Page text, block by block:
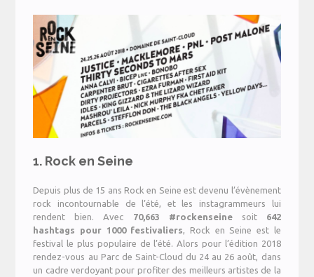
1. Rock en Seine
Depuis plus de 15 ans Rock en Seine est devenu l’évènement
rock incontournable de l’été, et les instagrammeurs lui
rendent bien. Avec
70,663 #rockenseinesoit
642
hashtags pour 1000 festivaliers , Rock en Seine est le
festival le plus populaire de l’été. Alors pour l’édition 2018
rendez-vous au Parc de Saint-Cloud du 24 au 26 août, dans
un cadre verdoyant pour profiter des meilleurs artistes de la